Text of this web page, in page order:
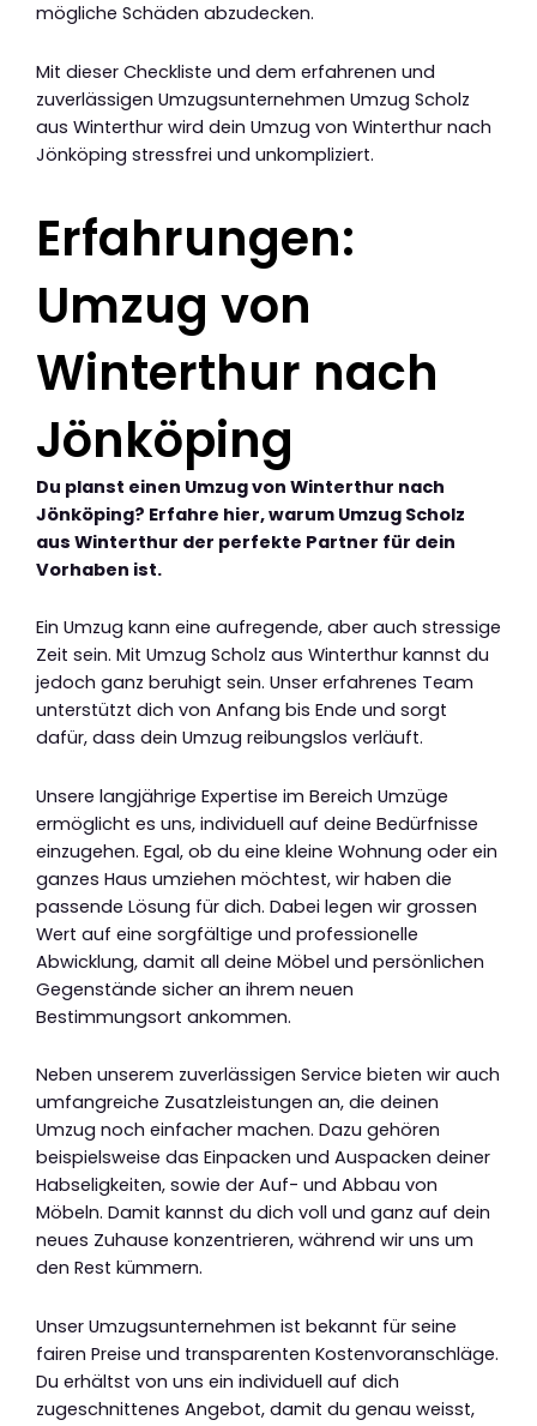
mögliche Schäden abzudecken.
Mit dieser Checkliste und dem erfahrenen und
zuverlässigen Umzugsunternehmen Umzug Scholz
aus Winterthur wird dein Umzug von Winterthur nach
Jönköping stressfrei und unkompliziert.
Erfahrungen:
Umzug von
Winterthur nach
Jönköping
Du planst einen Umzug von Winterthur nach
Jönköping? Erfahre hier, warum Umzug Scholz
aus Winterthur der perfekte Partner für dein
Vorhaben ist.
Ein Umzug kann eine aufregende, aber auch stressige
Zeit sein. Mit Umzug Scholz aus Winterthur kannst du
jedoch ganz beruhigt sein. Unser erfahrenes Team
unterstützt dich von Anfang bis Ende und sorgt
dafür, dass dein Umzug reibungslos verläuft.
Unsere langjährige Expertise im Bereich Umzüge
ermöglicht es uns, individuell auf deine Bedürfnisse
einzugehen. Egal, ob du eine kleine Wohnung oder ein
ganzes Haus umziehen möchtest, wir haben die
passende Lösung für dich. Dabei legen wir grossen
Wert auf eine sorgfältige und professionelle
Abwicklung, damit all deine Möbel und persönlichen
Gegenstände sicher an ihrem neuen
Bestimmungsort ankommen.
Neben unserem zuverlässigen Service bieten wir auch
umfangreiche Zusatzleistungen an, die deinen
Umzug noch einfacher machen. Dazu gehören
beispielsweise das Einpacken und Auspacken deiner
Habseligkeiten, sowie der Auf- und Abbau von
Möbeln. Damit kannst du dich voll und ganz auf dein
neues Zuhause konzentrieren, während wir uns um
den Rest kümmern.
Unser Umzugsunternehmen ist bekannt für seine
fairen Preise und transparenten Kostenvoranschläge.
Du erhältst von uns ein individuell auf dich
zugeschnittenes Angebot, damit du genau weisst,